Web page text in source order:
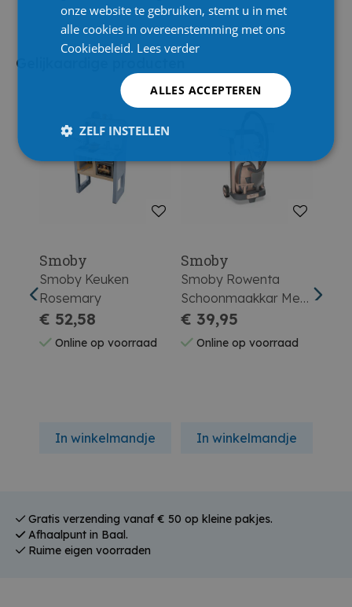
Gelijkaardige producten
Smoby
Smoby Keuken
Rosemary
€ 52,58
Online op voorraad
In winkelmandje
Smoby
Smoby Rowenta
Schoonmaakkar Met
Stofzuiger
€ 39,95
Online op voorraad
In winkelmandje
Gratis verzending vanaf € 50 op kleine pakjes.
Afhaalpunt in Baal.
Ruime eigen voorraden
onze website te gebruiken, stemt u in met
alle cookies in overeenstemming met ons
Cookiebeleid. Lees verder
ALLES ACCEPTEREN
ZELF INSTELLEN